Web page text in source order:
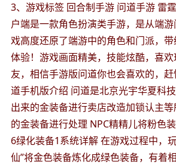
3、游戏标签 回合制手游 问道手游 雷
户端是一款角色扮演类手游，是从端
戏高度还原了端游中的角色和门派，
体验！游戏画面精美，技能炫酷，喜
友，相信手游版问道你也会喜欢的，
道手机版介绍 问道是北京光宇华夏科
出来的金装备进行卖店改造加锁认主
的金装备进行处理 NPC精精儿将粉色
6绿化装备1系统详解 在游戏过程中，
仙”将金色装备炼化成绿色装备，有着